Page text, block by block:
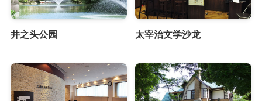
井之头公园 太宰治文学沙龙